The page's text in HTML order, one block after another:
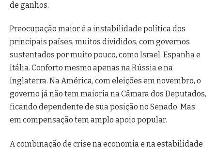
de ganhos.
Preocupação maior é a instabilidade política dos
principais países, muitos divididos, com governos
sustentados por muito pouco, como Israel, Espanha e
Itália. Conforto mesmo apenas na Rússia e na
Inglaterra. Na América, com eleições em novembro, o
governo já não tem maioria na Câmara dos Deputados,
ficando dependente de sua posição no Senado. Mas
em compensação tem amplo apoio popular.
A combinação de crise na economia e na estabilidade